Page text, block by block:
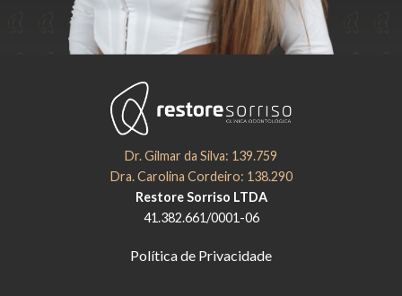
Dr. Gilmar da Silva: 139.759
Dra. Carolina Cordeiro: 138.290
Restore Sorriso LTDA
41.382.661/0001-06
Política de Privacidade